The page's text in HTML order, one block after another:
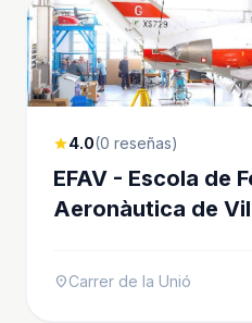
star4.0(0 reseñas)
EFAV - Escola de
Aeronàutica de
location_onCarrer de la Unió